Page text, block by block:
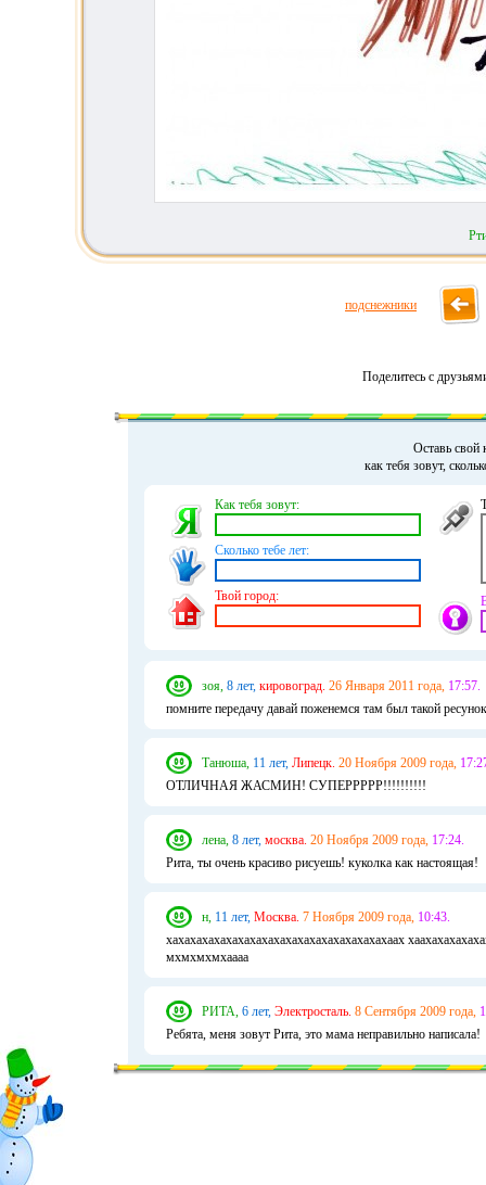
подснежники
Поделитесь с
Оставь свой
как тебя зовут,
Как тебя зовут:
Сколько тебе лет:
Твой город:
зоя, 8 лет, кировоград. 26 Января 2011 года, 17:57.
помните передачу давай поженемся там был такой
Танюша, 11 лет, Липецк. 20 Ноября 2009 года,
ОТЛИЧНАЯ ЖАСМИН! СУПЕРРРРР!!!!!!!!!!
лена, 8 лет, москва. 20 Ноября 2009 года, 17:24.
Рита, ты очень красиво рисуешь! куколка как настоящая!
н, 11 лет, Москва. 7 Ноября 2009 года, 10:43.
хахахахахахахахахахахахахахахахахахахаах
мхмхмхмхаааа
РИТА, 6 лет, Электросталь. 8 Сентября 2009 года,
Ребята, меня зовут Рита, это мама неправильно написала!